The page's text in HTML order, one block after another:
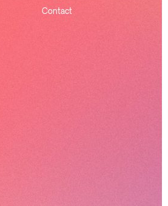
Contact